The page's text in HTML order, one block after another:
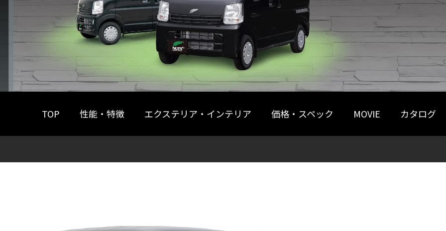
TOP 性能・特徴 エクステリア・インテリア 価格・スペック MOVIE カタログ